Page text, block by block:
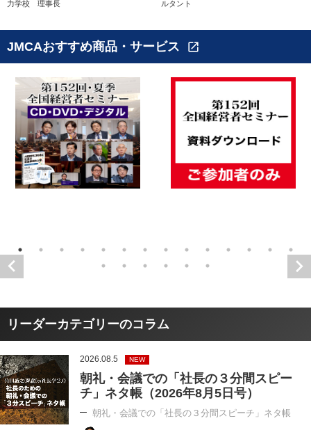
力学校 理事長
ルタント
JMCAおすすめ商品・サービス open_in_new
リーダーカテゴリーのコラム
2026.08.5 NEW
朝礼・会議での「社長の３分間スピー
チ」ネタ帳（2026年8月5日号）
朝礼・会議での「社長の３分間スピーチ」ネタ帳